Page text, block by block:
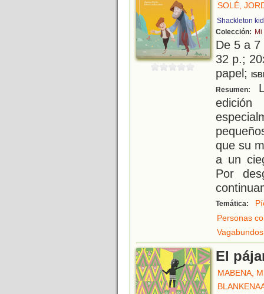
SOLÉ,
Shackleton
Colección:
De 5 a
32 p.;
papel;
Resumen:
que su
a un
Por
Temática:
Personas
Vagabundos
El
MABENA,